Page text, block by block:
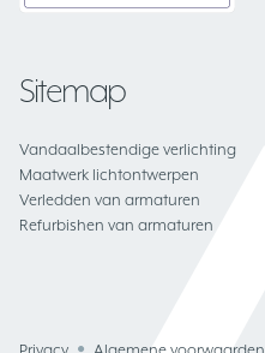
Sitemap
Vandaalbestendige verlichting
Maatwerk lichtontwerpen
Verledden van armaturen
Refurbishen van armaturen